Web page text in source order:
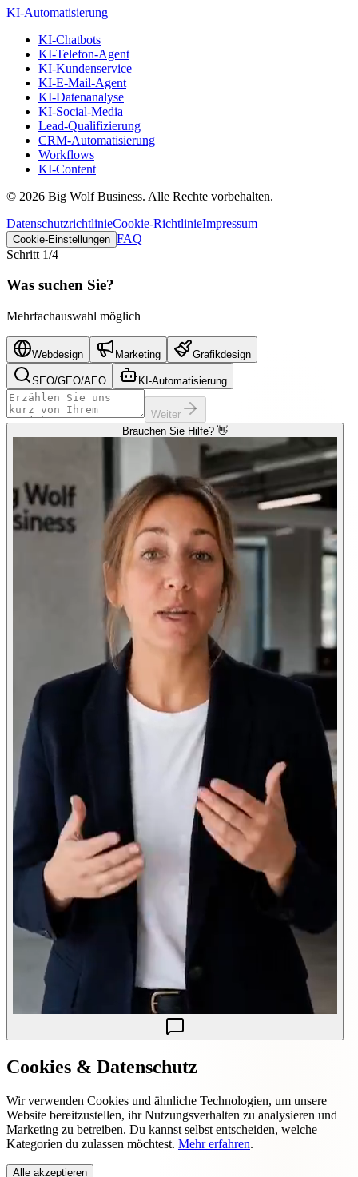
KI-Automatisierung
KI-Chatbots
KI-Telefon-Agent
KI-Kundenservice
KI-E-Mail-Agent
KI-Datenanalyse
KI-Social-Media
Lead-Qualifizierung
CRM-Automatisierung
Workflows
KI-Content
© 2026 Big Wolf Business. Alle Rechte vorbehalten.
DatenschutzrichtlinieCookie-RichtlinieImpressum
Cookie-Einstellungen FAQ
Schritt 1/4
Was suchen Sie?
Mehrfachauswahl möglich
Webdesign Marketing Grafikdesign
SEO/GEO/AEO KI-Automatisierung
Weiter
Brauchen Sie Hilfe? 👋
Cookies & Datenschutz
Wir verwenden Cookies und ähnliche Technologien, um unsere
Website bereitzustellen, ihr Nutzungsverhalten zu analysieren und
Marketing zu betreiben. Du kannst selbst entscheiden, welche
Kategorien du zulassen möchtest. Mehr erfahren.
Alle akzeptieren